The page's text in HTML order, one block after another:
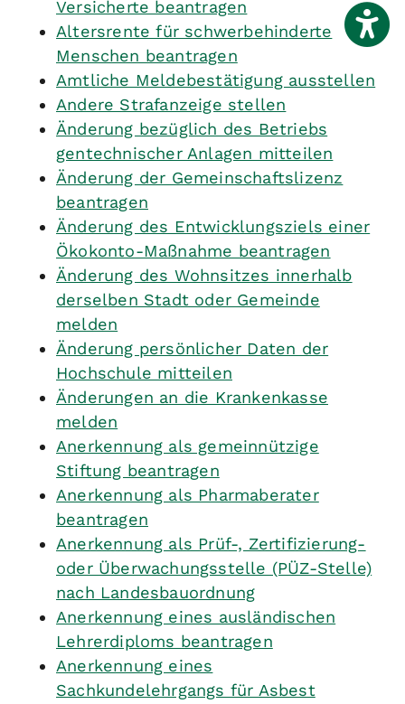
Versicherte beantragen
Altersrente für schwerbehinderte
Menschen beantragen
Amtliche Meldebestätigung ausstellen
Andere Strafanzeige stellen
Änderung bezüglich des Betriebs
gentechnischer Anlagen mitteilen
Änderung der Gemeinschaftslizenz
beantragen
Änderung des Entwicklungsziels einer
Ökokonto-Maßnahme beantragen
Änderung des Wohnsitzes innerhalb
derselben Stadt oder Gemeinde
melden
Änderung persönlicher Daten der
Hochschule mitteilen
Änderungen an die Krankenkasse
melden
Anerkennung als gemeinnützige
Stiftung beantragen
Anerkennung als Pharmaberater
beantragen
Anerkennung als Prüf-, Zertifizierung-
oder Überwachungsstelle (PÜZ-Stelle)
nach Landesbauordnung
Anerkennung eines ausländischen
Lehrerdiploms beantragen
Anerkennung eines
Sachkundelehrgangs für Asbest